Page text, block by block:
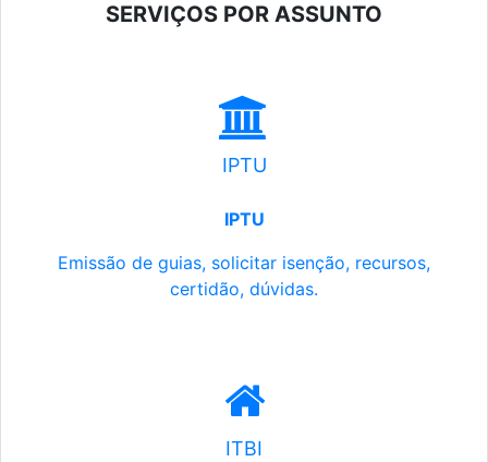
SERVIÇOS POR ASSUNTO
IPTU
IPTU
Emissão de guias, solicitar isenção, recursos,
certidão, dúvidas.
ITBI